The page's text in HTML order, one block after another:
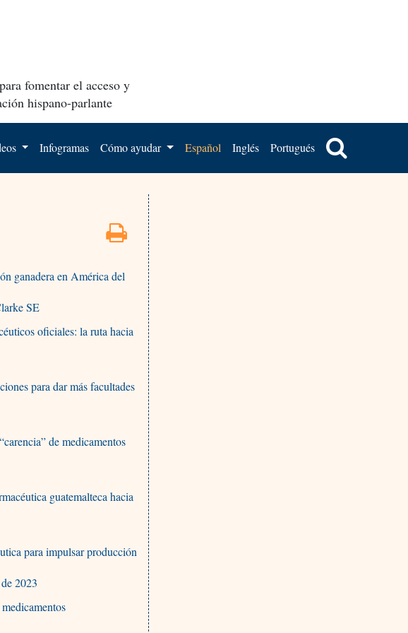
fomentar el acceso y
hispano-parlante
Infogramas Cómo ayudar Español Inglés Portugués
ganadera en América del
SE
oficiales: la ruta hacia
para dar más facultades
de medicamentos
guatemalteca hacia
para impulsar producción
2023